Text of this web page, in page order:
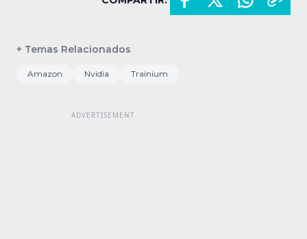
+ Temas Relacionados
Amazon Nvidia Trainium